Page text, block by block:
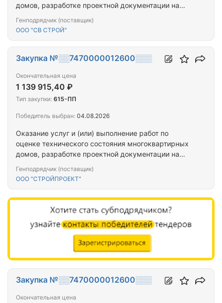
домов, разработке проектной документации на
имущества многоквартирных домов,
многоквартирных домов, расположенных на
территории города Севастополя
Генподрядчик (поставщик)
ООО "СВ СТРОЙ"
Оказание услуг и (или) выполнение работ по
оценке технического состояния многоквартирных
домов, разработке проектной документации на
имущества многоквартирных домов,
многоквартирных домов, расположенных на
территории города Севастополя
Генподрядчик (поставщик)
ООО "СТРОЙПРОЕКТ"
Закупка №░░7470000012600░░░
Окончательная цена
1 139 915,40 ₽
Тип закупки: 615-ПП
Победитель выбран: 04.08.2026
Закупка №░░7470000012600░░░
Окончательная цена